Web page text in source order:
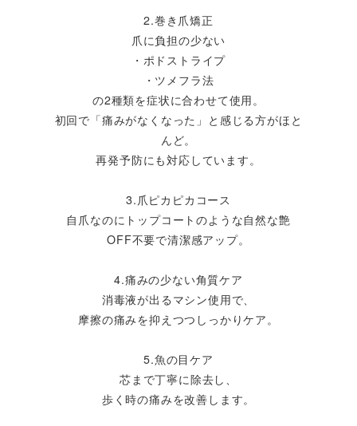
2.巻き爪矯正
爪に負担の少ない
・ポドストライプ
・ツメフラ法
の2種類を症状に合わせて使用。
初回で「痛みがなくなった」と感じる方がほと
んど。
再発予防にも対応しています。
3.爪ピカピカコース
自爪なのにトップコートのような自然な艶
OFF不要で清潔感アップ。
4.痛みの少ない角質ケア
消毒液が出るマシン使用で、
摩擦の痛みを抑えつつしっかりケア。
5.魚の目ケア
芯まで丁寧に除去し、
歩く時の痛みを改善します。